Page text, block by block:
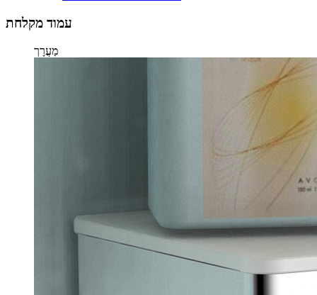
עמוד מקלחת
מַעֲרָך